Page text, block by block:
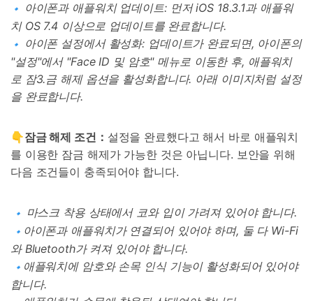
🔹
아이폰과 애플워치 업데이트: 먼저 iOS 18.3.1과 애플워
치 OS 7.4 이상으로 업데이트를 완료합니다.
🔹
아이폰 설정에서 활성화: 업데이트가 완료되면, 아이폰의
"설정"에서 "Face ID 및 암호" 메뉴로 이동한 후, 애플워치
로 잠3.금 해제 옵션을 활성화합니다. 아래 이미지처럼 설정
을 완료합니다.
👇잠금 해제 조건： 설정을 완료했다고 해서 바로 애플워치
를 이용한 잠금 해제가 가능한 것은 아닙니다. 보안을 위해
다음 조건들이 충족되어야 합니다.
🔹 마스크 착용 상태에서 코와 입이 가려져 있어야 합니다.
🔹 아이폰과 애플워치가 연결되어 있어야 하며, 둘 다 Wi-Fi
와 Bluetooth가 켜져 있어야 합니다.
🔹 애플워치에 암호와 손목 인식 기능이 활성화되어 있어야
합니다.